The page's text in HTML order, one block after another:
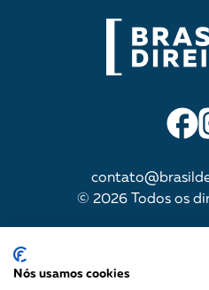
© 2026 Todos os
Nós usamos cookies